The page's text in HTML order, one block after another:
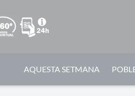
AQUESTA SETMANA